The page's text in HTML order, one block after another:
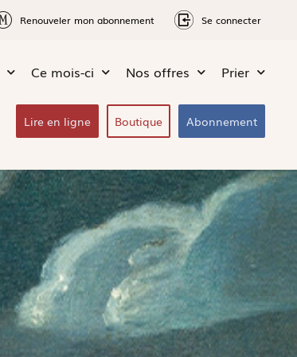
Renouveler mon abonnement Se connecter
Ce mois-ci Nos offres Prier
Lire en ligne Boutique Abonnement